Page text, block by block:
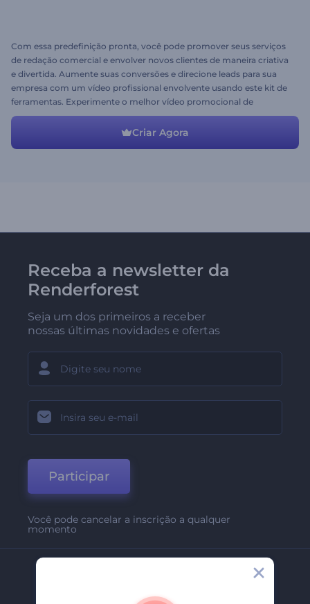
Com essa predefinição pronta, você pode promover seus serviços
de redação comercial e envolver novos clientes de maneira criativa
e divertida. Aumente suas conversões e direcione leads para sua
empresa com um vídeo profissional envolvente usando este kit de
ferramentas. Experimente o melhor vídeo promocional de
negócios hoje!
Criar Agora
Receba a newsletter da
Renderforest
Seja um dos primeiros a receber
nossas últimas novidades e ofertas
Participar
Você pode cancelar a inscrição a qualquer
momento
Sobre Nós